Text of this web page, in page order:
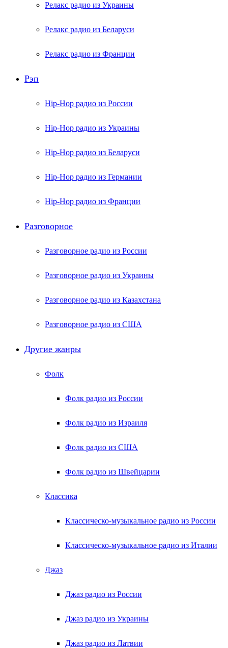
Релакс радио из Украины
Релакс радио из Беларуси
Релакс радио из Франции
Рэп
Hip-Hop радио из России
Hip-Hop радио из Украины
Hip-Hop радио из Беларуси
Hip-Hop радио из Германии
Hip-Hop радио из Франции
Разговорное
Разговорное радио из России
Разговорное радио из Украины
Разговорное радио из Казахстана
Разговорное радио из США
Другие жанры
Фолк
Фолк радио из России
Фолк радио из Израиля
Фолк радио из США
Фолк радио из Швейцарии
Классика
Классическо-музыкальное радио из России
Классическо-музыкальное радио из Италии
Джаз
Джаз радио из России
Джаз радио из Украины
Джаз радио из Латвии